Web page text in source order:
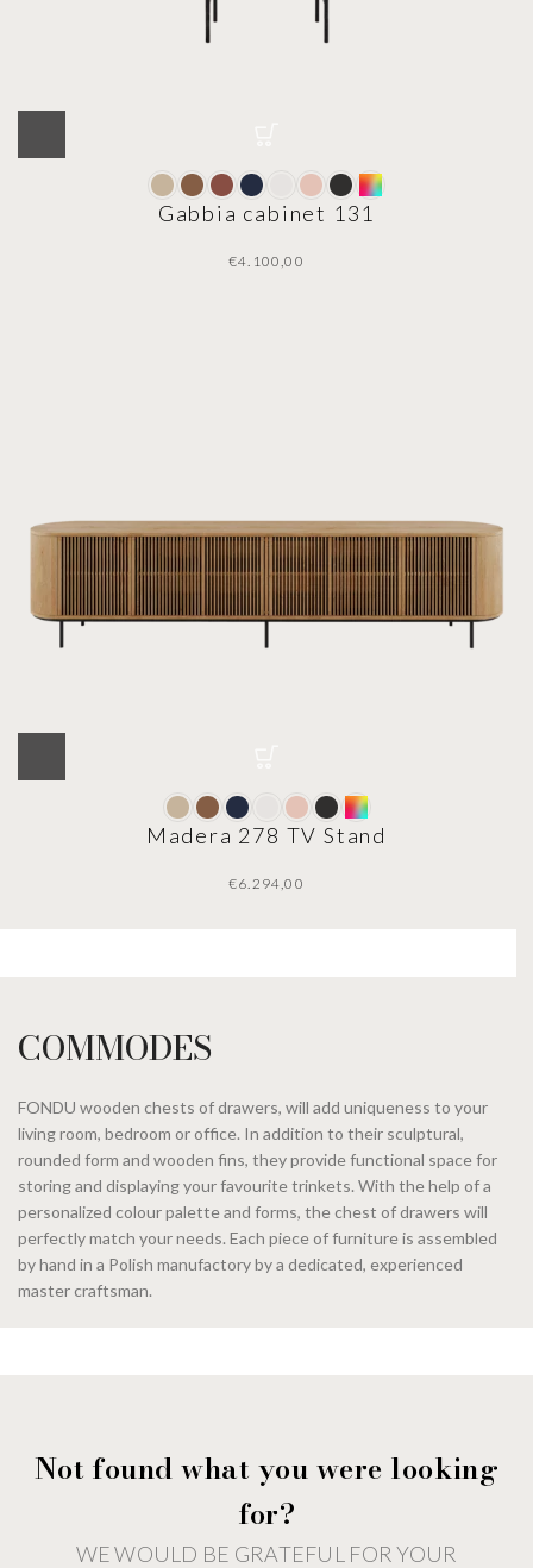
Gabbia cabinet 131
€
Madera 278 TV Stand
€
COMMODES
FONDU wooden chests of drawers, will add uniqueness to your
living room, bedroom or office. In addition to their sculptural,
rounded form and wooden fins, they provide functional space for
storing and displaying your favourite trinkets. With the help of a
personalized colour palette and forms, the chest of drawers will
perfectly match your needs. Each piece of furniture is assembled
by hand in a Polish manufactory by a dedicated, experienced
master craftsman.
Not found what you were looking
for?
WE WOULD BE GRATEFUL FOR YOUR